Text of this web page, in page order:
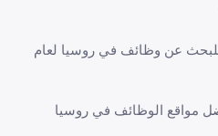
للبحث عن وظائف في روسيا لعام
مواقع الوظائف في روسيا